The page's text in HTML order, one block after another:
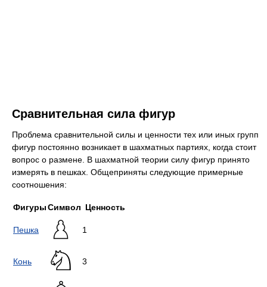
Сравнительная сила фигур
Проблема сравнительной силы и ценности тех или иных групп
фигур постоянно возникает в шахматных партиях, когда стоит
вопрос о размене. В шахматной теории силу фигур принято
измерять в пешках. Общеприняты следующие примерные
соотношения:
ФигурыСимвол Ценность
Пешка 1
Конь 3